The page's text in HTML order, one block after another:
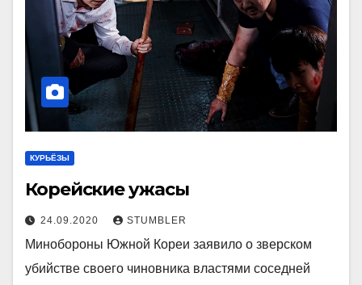
КУРЬЁЗЫ
Корейские ужасы
24.09.2020 STUMBLER
Минобороны Южной Кореи заявило о зверском
убийстве своего чиновника властями соседней